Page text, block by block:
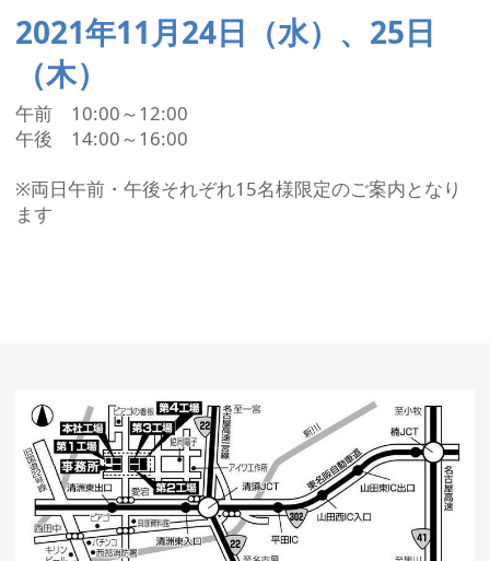
2021年11月24日（水）、25日
（木）
午前 10:00～12:00
午後 14:00～16:00
※両日午前・午後それぞれ15名様限定のご案内となり
ます